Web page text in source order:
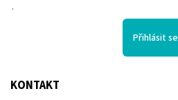
.
Přihlásit se
KONTAKT